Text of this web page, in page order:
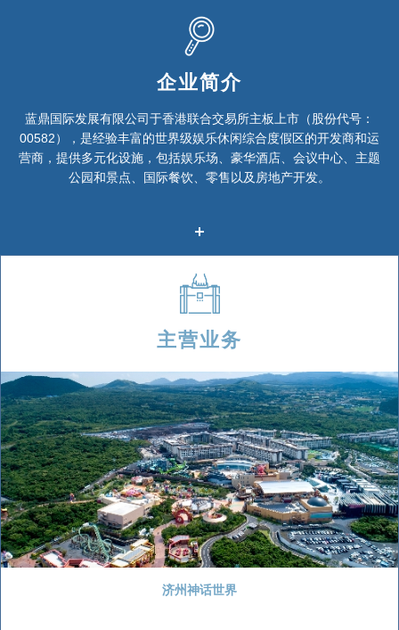
企业简介
蓝鼎国际发展有限公司于香港联合交易所主板上市（股份代号：
00582），是经验丰富的世界级娱乐休闲综合度假区的开发商和运
营商，提供多元化设施，包括娱乐场、豪华酒店、会议中心、主题
公园和景点、国际餐饮、零售以及房地产开发。
主营业务
济州神话世界